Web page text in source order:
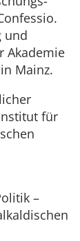
und
Akademie
Mainz.
für
–